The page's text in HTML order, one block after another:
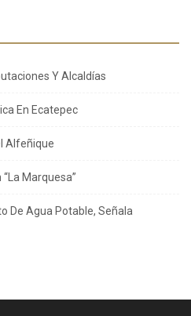
Y Alcaldías
En Ecatepec
Alfeñique
Marquesa”
De Agua Potable, Señala